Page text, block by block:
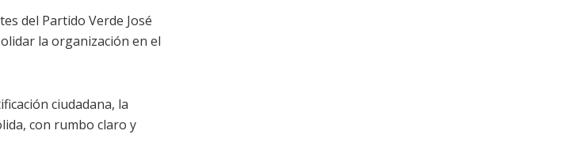
del Partido Verde José
la organización en el
ciudadana, la
con rumbo claro y